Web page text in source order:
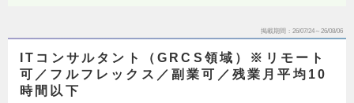
掲載期間 26/07/24～26/08/06
ITコンサルタント（GRCS領域）※リモート
可／フルフレックス／副業可／残業月平均10
時間以下